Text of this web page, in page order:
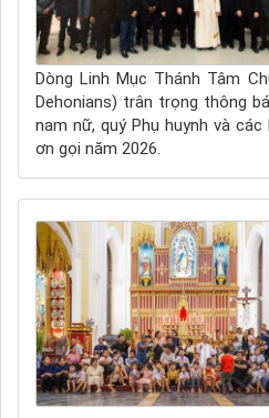
Dòng Linh Mục Thánh Tâm
Dehonians) trân trọng thông
nam nữ, quý Phụ huynh và
ơn gọi năm 2026.